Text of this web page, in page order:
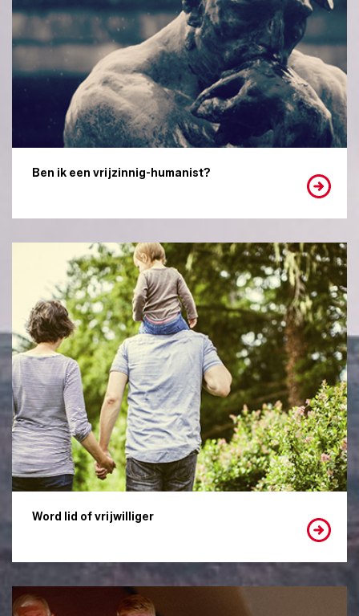
Ben ik een vrijzinnig-humanist?
Word lid of vrijwilliger